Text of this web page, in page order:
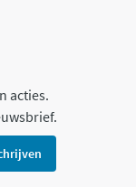
acties.